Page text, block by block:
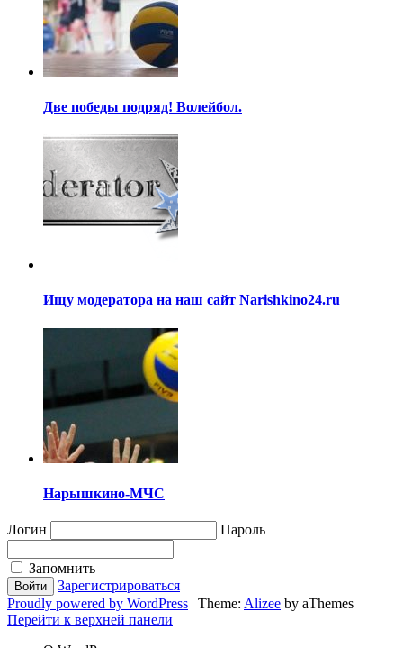
Две победы подряд! Волейбол.
Ищу модератора на наш сайт Narishkino24.ru
Нарышкино-МЧС
Логин Пароль
Запомнить
Зарегистрироваться
Proudly powered by WordPress | Theme: Alizee by aThemes
Перейти к верхней панели